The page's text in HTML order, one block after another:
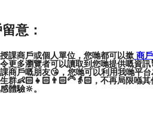
意：
課商戶或個人單位，您哋都可以撳 商
更多瀏覽者可以讀取到您哋提供嘅資
商戶嘅朋友😘，您哋可以利用我哋平
群👶🏻👧🏻👨🏻‍🦳👵🏻，不再局限喺
體驗🔆。